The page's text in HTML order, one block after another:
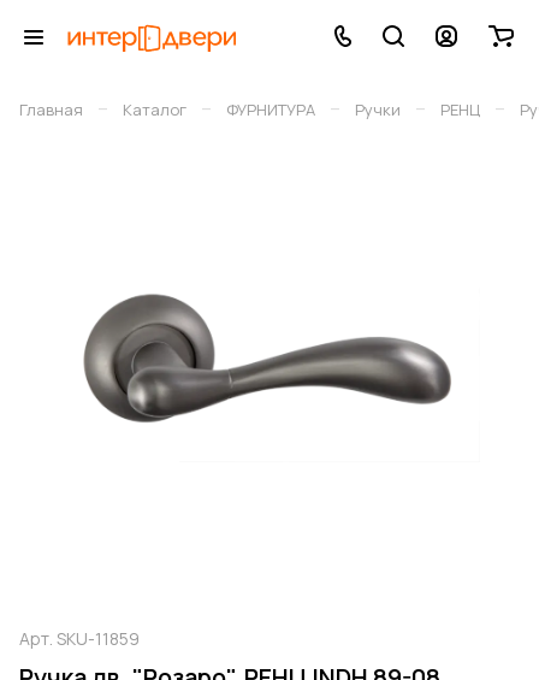
Главная – Каталог – ФУРНИТУРА – Ручки – РЕНЦ –
Арт. SKU-11859